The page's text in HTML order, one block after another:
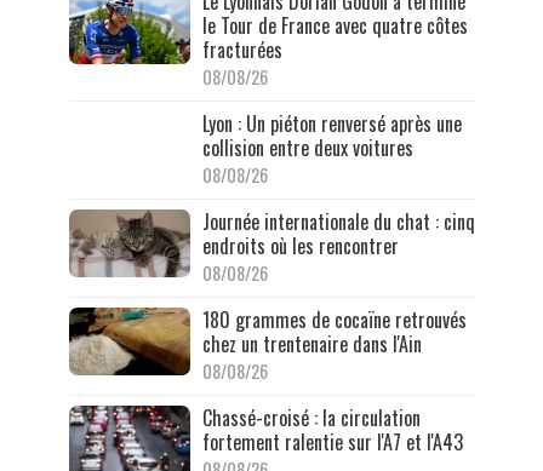
le Tour de France avec quatre côtes
fracturées
08/08/26
Lyon : Un piéton renversé après une
collision entre deux voitures
08/08/26
Journée internationale du chat : cinq
endroits où les rencontrer
08/08/26
180 grammes de cocaïne retrouvés
chez un trentenaire dans l'Ain
08/08/26
Chassé-croisé : la circulation
fortement ralentie sur l'A7 et l'A43